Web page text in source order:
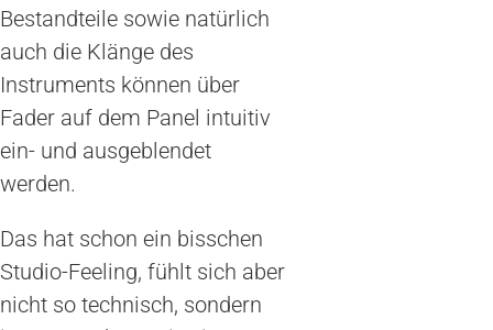
Bestandteile sowie natürlich
auch die Klänge des
Instruments können über
Fader auf dem Panel intuitiv
ein- und ausgeblendet
werden.
Das hat schon ein bisschen
Studio-Feeling, fühlt sich aber
nicht so technisch, sondern